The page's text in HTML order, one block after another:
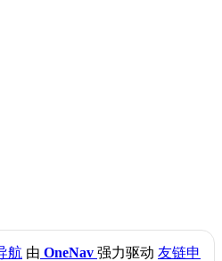
航 由 OneNav 强力驱动 友链申